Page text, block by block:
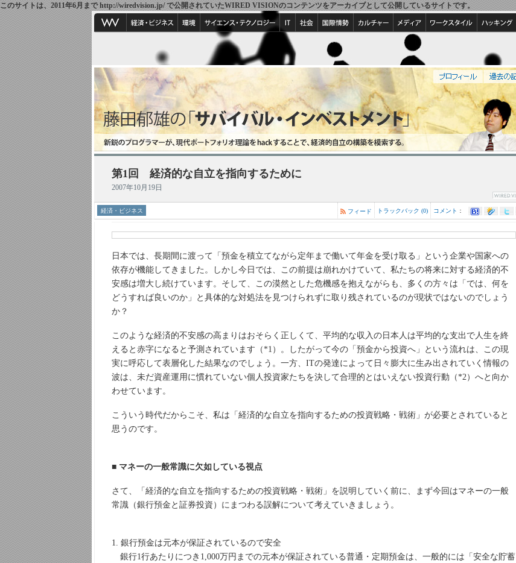
このサイトは、2011年6月まで http://wiredvision.jp/ で公開されていたWIRED VISIONのコンテンツをアーカイブとして公開しているサイトです。
第1回 経済的な自立を指向するために
2007年10月19日
経済・ビジネス コメント ：
トラックバック (0)
フィード
日本では、長期間に渡って「預金を積立てながら定年まで働いて年金を受け取る」という企業や国家への
依存が機能してきました。しかし今日では、この前提は崩れかけていて、私たちの将来に対する経済的不
安感は増大し続けています。そして、この漠然とした危機感を抱えながらも、多くの方々は「では、何を
どうすれば良いのか」と具体的な対処法を見つけられずに取り残されているのが現状ではないのでしょう
か？
このような経済的不安感の高まりはおそらく正しくて、平均的な収入の日本人は平均的な支出で人生を終
えると赤字になると予測されています（*1）。したがって今の「預金から投資へ」という流れは、この現
実に呼応して表層化した結果なのでしょう。一方、ITの発達によって日々膨大に生み出されていく情報の
波は、未だ資産運用に慣れていない個人投資家たちを決して合理的とはいえない投資行動（*2）へと向か
わせています。
こういう時代だからこそ、私は「経済的な自立を指向するための投資戦略・戦術」が必要とされていると
思うのです。
■ マネーの一般常識に欠如している視点
さて、「経済的な自立を指向するための投資戦略・戦術」を説明していく前に、まず今回はマネーの一般
常識（銀行預金と証券投資）にまつわる誤解について考えていきましょう。
1. 銀行預金は元本が保証されているので安全
銀行1行あたりにつき1,000万円までの元本が保証されている普通・定期預金は、一般的には「安全な貯蓄